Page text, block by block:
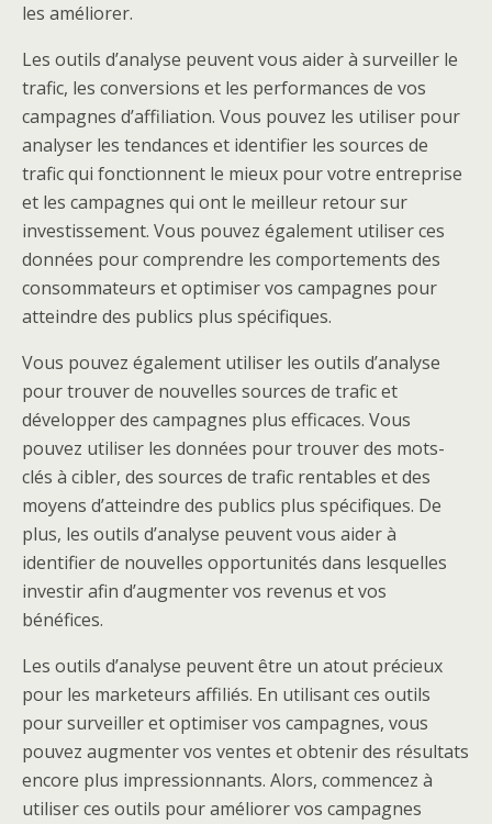
les améliorer.
Les outils d’analyse peuvent vous aider à surveiller le
trafic, les conversions et les performances de vos
campagnes d’affiliation. Vous pouvez les utiliser pour
analyser les tendances et identifier les sources de
trafic qui fonctionnent le mieux pour votre entreprise
et les campagnes qui ont le meilleur retour sur
investissement. Vous pouvez également utiliser ces
données pour comprendre les comportements des
consommateurs et optimiser vos campagnes pour
atteindre des publics plus spécifiques.
Vous pouvez également utiliser les outils d’analyse
pour trouver de nouvelles sources de trafic et
développer des campagnes plus efficaces. Vous
pouvez utiliser les données pour trouver des mots-
clés à cibler, des sources de trafic rentables et des
moyens d’atteindre des publics plus spécifiques. De
plus, les outils d’analyse peuvent vous aider à
identifier de nouvelles opportunités dans lesquelles
investir afin d’augmenter vos revenus et vos
bénéfices.
Les outils d’analyse peuvent être un atout précieux
pour les marketeurs affiliés. En utilisant ces outils
pour surveiller et optimiser vos campagnes, vous
pouvez augmenter vos ventes et obtenir des résultats
encore plus impressionnants. Alors, commencez à
utiliser ces outils pour améliorer vos campagnes